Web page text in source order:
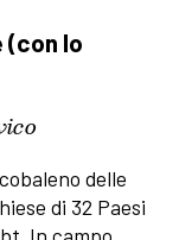
(con lo
delle
di 32 Paesi
In campo